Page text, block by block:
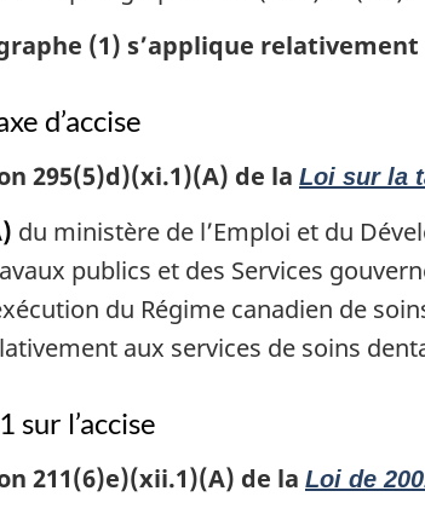
(1) s’applique
d’accise
295(5)d)(xi.1)(A) de la Loi sur la
du ministère de l’Emploi et du
publics et des Services
du Régime canadien de
aux services de soins
sur l’accise
211(6)e)(xii.1)(A) de la Loi de